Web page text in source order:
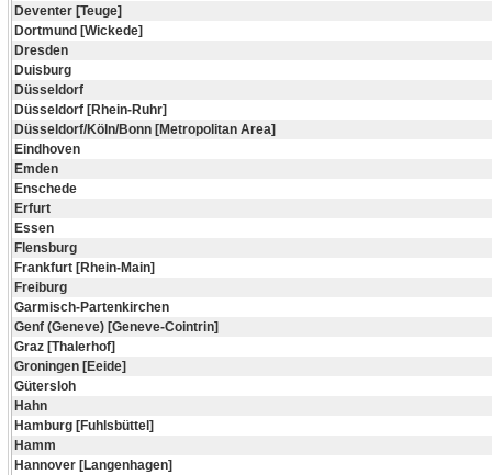
Deventer [Teuge]
Dortmund [Wickede]
Dresden
Duisburg
Düsseldorf
Düsseldorf [Rhein-Ruhr]
Düsseldorf/Köln/Bonn [Metropolitan Area]
Eindhoven
Emden
Enschede
Erfurt
Essen
Flensburg
Frankfurt [Rhein-Main]
Freiburg
Garmisch-Partenkirchen
Genf (Geneve) [Geneve-Cointrin]
Graz [Thalerhof]
Groningen [Eeide]
Gütersloh
Hahn
Hamburg [Fuhlsbüttel]
Hamm
Hannover [Langenhagen]